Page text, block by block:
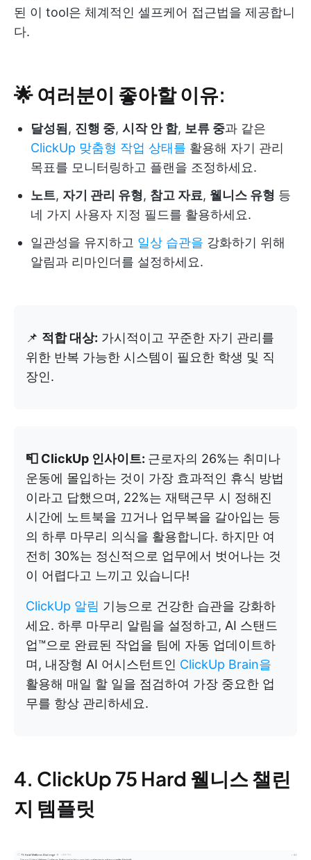
된 이 tool은 체계적인 셀프케어 접근법을 제공합니
다.
🌟 여러분이 좋아할 이유:
달성됨 , 진행 중, 시작 안 함, 보류 중과 같은
ClickUp 맞춤형 작업 상태를 활용해 자기 관리
목표를 모니터링하고 플랜을 조정하세요.
노트, 자기 관리 유형, 참고 자료, 웰니스 유형 등
네 가지 사용자 지정 필드를 활용하세요.
일관성을 유지하고 일상 습관을 강화하기 위해
알림과 리마인더를 설정하세요.
📌 적합 대상: 가시적이고 꾸준한 자기 관리를
위한 반복 가능한 시스템이 필요한 학생 및 직
장인.
📮 ClickUp 인사이트: 근로자의 26%는 취미나
운동에 몰입하는 것이 가장 효과적인 휴식 방법
이라고 답했으며, 22%는 재택근무 시 정해진
시간에 노트북을 끄거나 업무복을 갈아입는 등
의 하루 마무리 의식을 활용합니다. 하지만 여
전히 30%는 정신적으로 업무에서 벗어나는 것
이 어렵다고 느끼고 있습니다!
ClickUp 알림 기능으로 건강한 습관을 강화하
세요. 하루 마무리 알림을 설정하고, AI 스탠드
업™으로 완료된 작업을 팀에 자동 업데이트하
며, 내장형 AI 어시스턴트인 ClickUp Brain을
활용해 매일 할 일을 점검하여 가장 중요한 업
무를 항상 관리하세요.
4. ClickUp 75 Hard 웰니스 챌린
지 템플릿